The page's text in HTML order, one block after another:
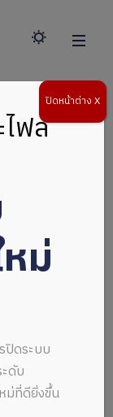
ฟล์
ม่
ปิดระบบ
ดับ
ม่ที่ดียิ่งขึ้น
ปิดหน้าต่าง X